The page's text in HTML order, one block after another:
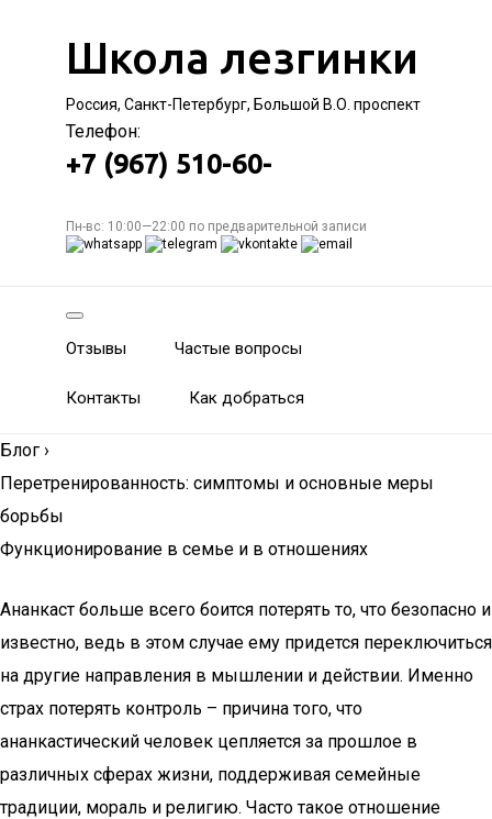
Школа лезгинки
Россия, Санкт-Петербург, Большой В.О. проспект
Телефон:
+7 (967) 510-60-
Пн-вс: 10:00—22:00 по предварительной записи
Отзывы Частые вопросы
Контакты Как добраться
Блог ›
Перетренированность: симптомы и основные меры
борьбы
Функционирование в семье и в отношениях
Ананкаст больше всего боится потерять то, что безопасно и
известно, ведь в этом случае ему придется переключиться
на другие направления в мышлении и действии. Именно
страх потерять контроль – причина того, что
ананкастический человек цепляется за прошлое в
различных сферах жизни, поддерживая семейные
традиции, мораль и религию. Часто такое отношение